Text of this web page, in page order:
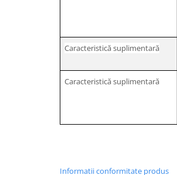
Caracteristică suplimentară
Caracteristică suplimentară
Informatii conformitate produs